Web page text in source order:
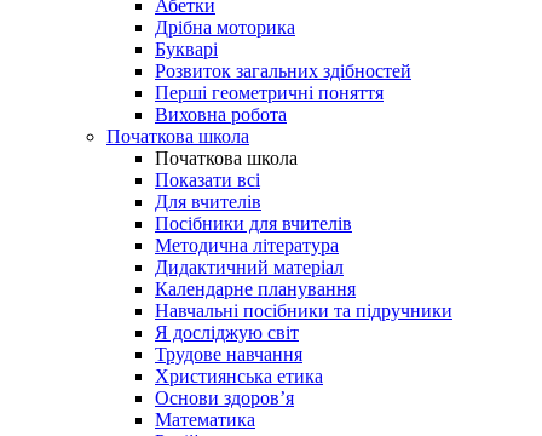
Абетки
Дрібна моторика
Букварі
Розвиток загальних здібностей
Перші геометричні поняття
Виховна робота
Початкова школа
Початкова школа
Показати всі
Для вчителів
Посібники для вчителів
Методична література
Дидактичний матеріал
Календарне планування
Навчальні посібники та підручники
Я досліджую світ
Трудове навчання
Християнська етика
Основи здоров’я
Математика